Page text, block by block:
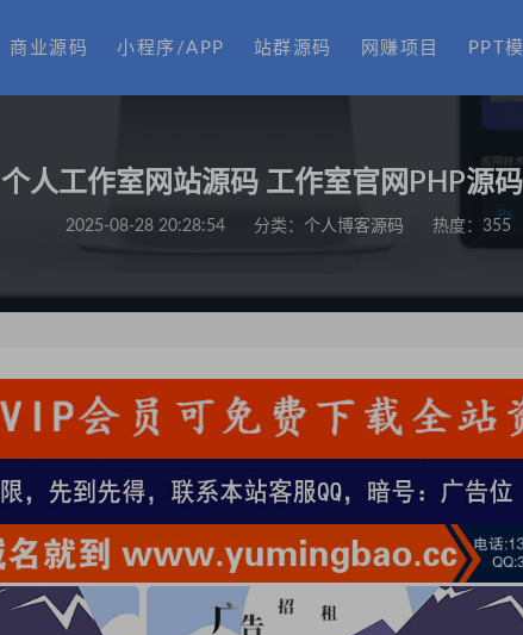
商业源码 小程序/APP 站群源码 网赚项目 PPT
个人工作室网站源码 工作室官网PHP源
2025-08-28 20:28:54 分类： 个人博客源码 热度：355